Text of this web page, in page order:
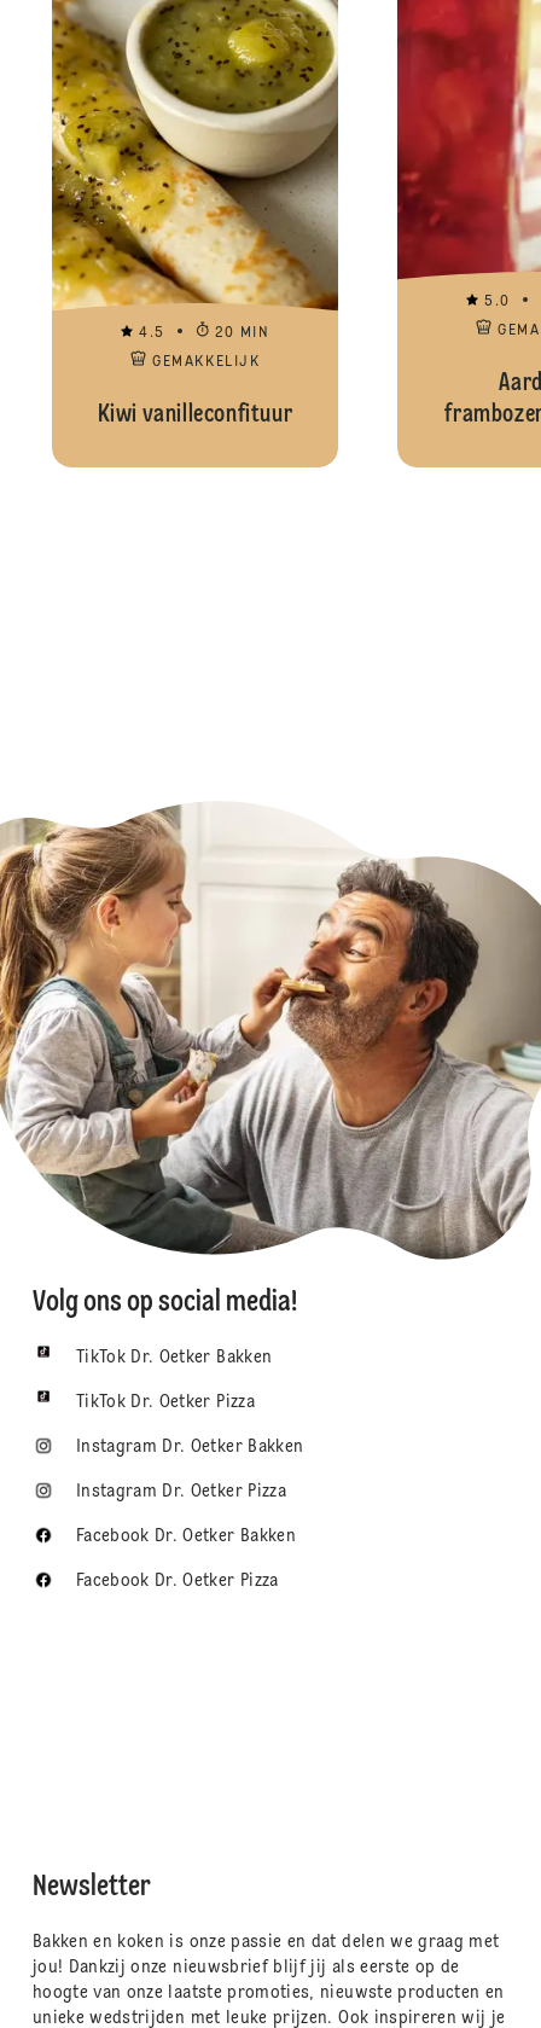
4.5
20 MIN
GEMAKKELIJK
Kiwi vanilleconfituur
5.0
Volg ons op social media!
TikTok Dr. Oetker Bakken
TikTok Dr. Oetker Pizza
Instagram Dr. Oetker Bakken
Instagram Dr. Oetker Pizza
Facebook Dr. Oetker Bakken
Facebook Dr. Oetker Pizza
Newsletter
Bakken en koken is onze passie en dat delen we graag met
jou! Dankzij onze nieuwsbrief blijf jij als eerste op de
hoogte van onze laatste promoties, nieuwste producten en
unieke wedstrijden met leuke prijzen. Ook inspireren wij je